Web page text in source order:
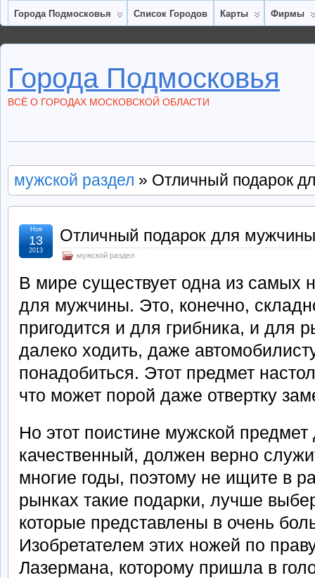
Города Подмосковья Список Городов Карты Фирмы
Города Подмосковья
ВСЁ О ГОРОДАХ МОСКОВСКОЙ ОБЛАСТИ
мужской раздел » Отличный подарок
Отличный подарок для мужчины
мужской раздел
Ноя
13
2013
В мире существует одна из самых
для мужчины. Это, конечно,
пригодится и для грибника, и для
далеко ходить, даже
понадобиться. Этот предмет
что может порой даже отвертку
Но этот поистине мужской
качественный, должен верно
многие годы, поэтому не ищите в
рынках такие подарки, лучше
которые представлены в очень
Изобретателем этих ножей по
Лазермана, которому пришла в